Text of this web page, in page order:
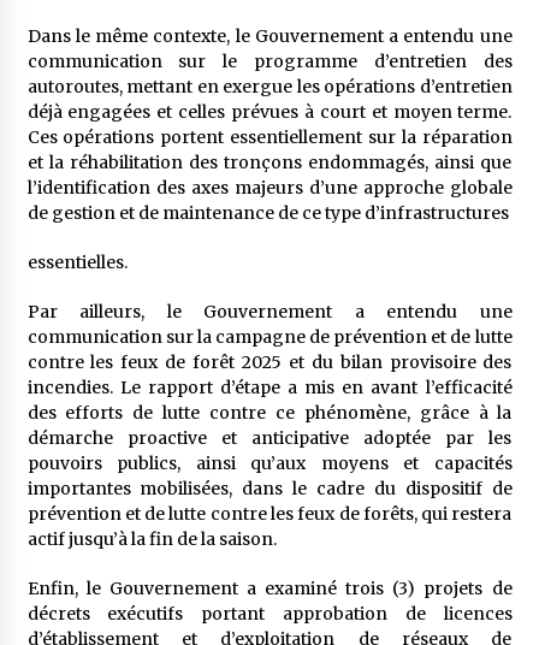
3 semaines ago
Dans le même contexte, le Gouvernement a entendu une
communication sur le programme d’entretien des
autoroutes, mettant en exergue les opérations d’entretien
déjà engagées et celles prévues à court et moyen terme.
Ces opérations portent essentiellement sur la réparation
et la réhabilitation des tronçons endommagés, ainsi que
l’identification des axes majeurs d’une approche globale
de gestion et de maintenance de ce type d’infrastructures
essentielles.
Par ailleurs, le Gouvernement a entendu une
communication sur la campagne de prévention et de lutte
contre les feux de forêt 2025 et du bilan provisoire des
incendies. Le rapport d’étape a mis en avant l’efficacité
des efforts de lutte contre ce phénomène, grâce à la
démarche proactive et anticipative adoptée par les
pouvoirs publics, ainsi qu’aux moyens et capacités
importantes mobilisées, dans le cadre du dispositif de
prévention et de lutte contre les feux de forêts, qui restera
actif jusqu’à la fin de la saison.
Enfin, le Gouvernement a examiné trois (3) projets de
décrets exécutifs portant approbation de licences
d’établissement et d’exploitation de réseaux de